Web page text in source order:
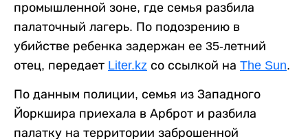
промышленной зоне, где семья разбила
палаточный лагерь. По подозрению в
убийстве ребенка задержан ее 35-летний
отец, передает Liter.kz со ссылкой на The Sun.
По данным полиции, семья из Западного
Йоркшира приехала в Арброт и разбила
палатку на территории заброшенной